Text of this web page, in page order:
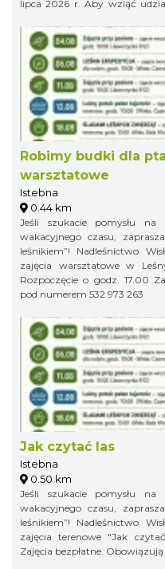
lipca 2026 r. Aby wziąć udział w festiwalu należy wypełnić kartę
jaworowylistek@gmail.com
Robimy budki dla
warsztatowe
Istebna
0.44 km
Jeśli szukacie pomysłu
wakacyjnego czasu,
leśnikiem”! Nadleśnictwo Wisła zaprasza rodziny z dziećmi na
zajęcia warsztatowe w
Rozpoczęcie o godz. 17.00 Zajęcia bezpłatne. Obowiązują zapisy
pod numerem 532 973 263
Jak czytać las
Istebna
0.50 km
Jeśli szukacie pomysłu
wakacyjnego czasu,
leśnikiem”! Nadleśnictwo Wisła zaprasza rodziny z dziećmi na
zajęcia terenowe "Jak czytać las"? Rozpoczęcie o godz. 10.00
Zajęcia